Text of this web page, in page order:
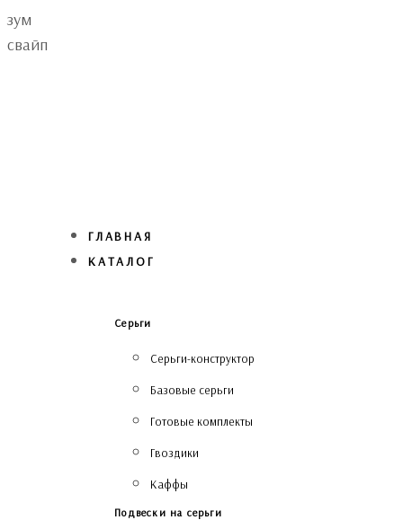
Skip
links
Skip
to
зум
свайп
ГЛАВНАЯ
КАТАЛОГ
Серьги
Серьги-конструктор
Базовые серьги
Готовые комплекты
Гвоздики
Каффы
Подвески на серьги